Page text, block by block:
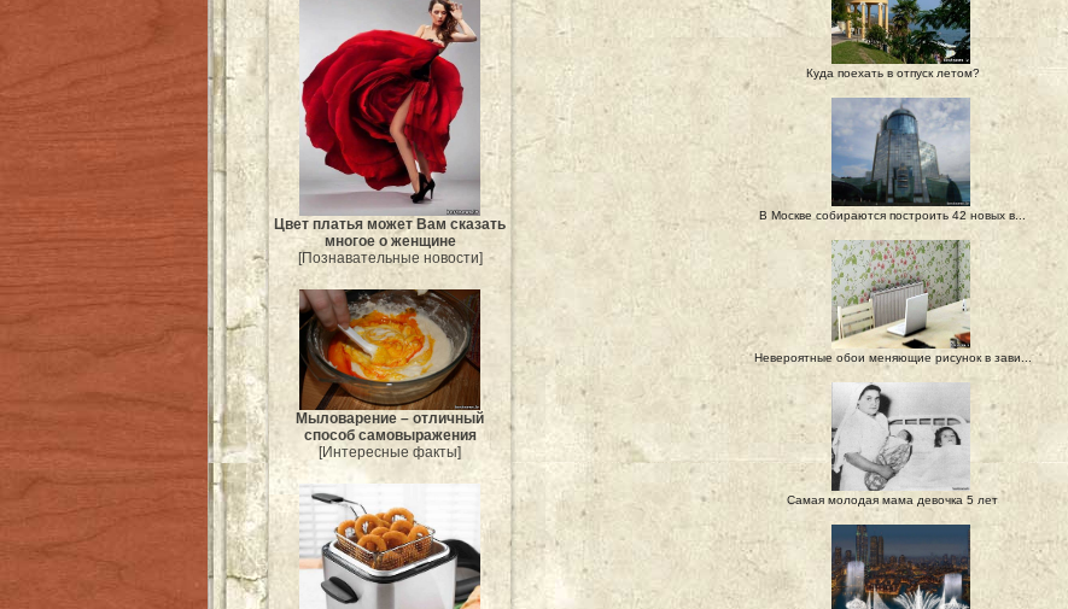
Цвет платья может Вам сказать
многое о женщине
[Познавательные новости]
Мыловарение – отличный
способ самовыражения
[Интересные факты]
Куда поехать в отпуск летом?
В Москве собираются построить 42 новых в...
Невероятные обои меняющие рисунок в зави...
Самая молодая мама девочка 5 лет